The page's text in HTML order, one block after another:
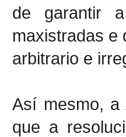
de garantir
maxistradas e
arbitrario e
Así mesmo, a
que a